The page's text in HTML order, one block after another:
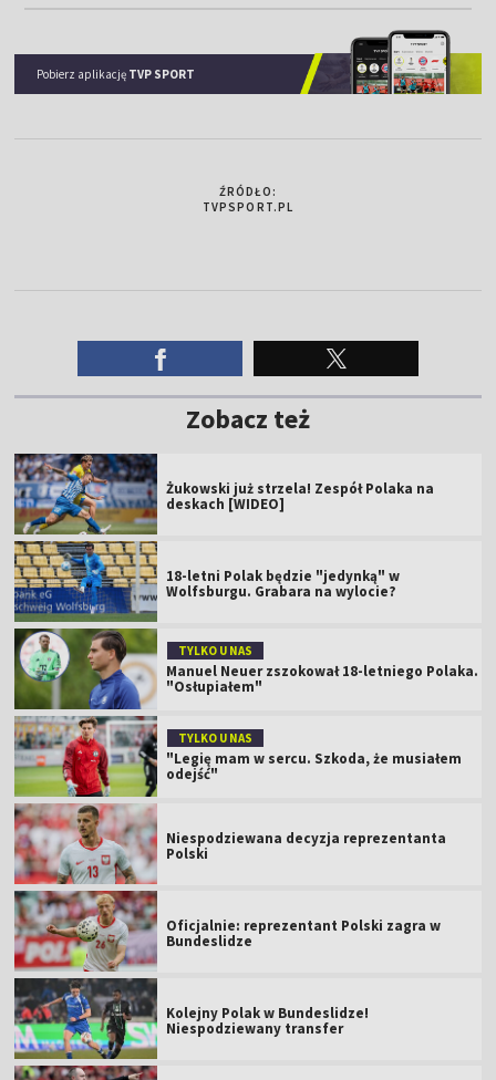
Pobierz aplikację TVP SPORT
ŹRÓDŁO:
TVPSPORT.PL
Zobacz też
Żukowski już strzela! Zespół Polaka na
deskach [WIDEO]
18-letni Polak będzie "jedynką" w
Wolfsburgu. Grabara na wylocie?
TYLKO U NAS
Manuel Neuer zszokował 18-letniego Polaka.
"Osłupiałem"
TYLKO U NAS
"Legię mam w sercu. Szkoda, że musiałem
odejść"
Niespodziewana decyzja reprezentanta
Polski
Oficjalnie: reprezentant Polski zagra w
Bundeslidze
Kolejny Polak w Bundeslidze!
Niespodziewany transfer